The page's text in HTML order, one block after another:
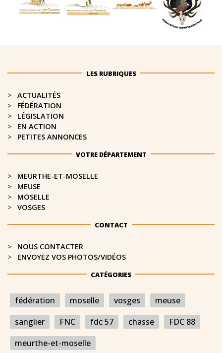
LES RUBRIQUES
ACTUALITÉS
FÉDÉRATION
LÉGISLATION
EN ACTION
PETITES ANNONCES
VOTRE DÉPARTEMENT
MEURTHE-ET-MOSELLE​
MEUSE
MOSELLE
VOSGES
CONTACT
NOUS CONTACTER
ENVOYEZ VOS PHOTOS/VIDÉOS
CATÉGORIES
fédération moselle vosges
meuse
sanglier
FNC fdc 57 chasse
FDC 88
meurthe-et-moselle